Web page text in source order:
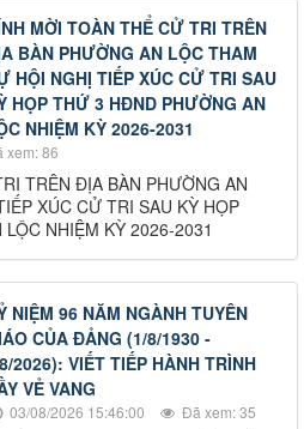
MỜI TOÀN THỂ CỬ TRI TRÊN
BÀN PHƯỜNG AN LỘC THAM
HỘI NGHỊ TIẾP XÚC CỬ TRI SAU
HỌP THỨ 3 HĐND PHƯỜNG AN
NHIỆM KỲ 2026-2031
xem: 86
TRÊN ĐỊA BÀN PHƯỜNG AN
XÚC CỬ TRI SAU KỲ HỌP
NHIỆM KỲ 2026-2031
NIỆM 96 NĂM NGÀNH TUYÊN
CỦA ĐẢNG (1/8/1930 -
2026): VIẾT TIẾP HÀNH TRÌNH
VẺ VANG
03/08/2026 15:46:00 Đã xem: 35